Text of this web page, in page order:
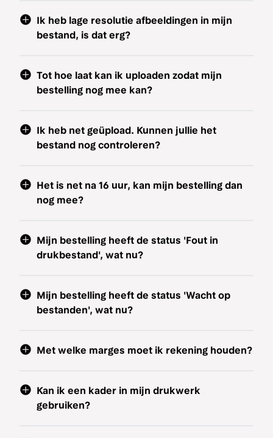
Ik heb lage resolutie afbeeldingen in mijn
bestand, is dat erg?
Tot hoe laat kan ik uploaden zodat mijn
bestelling nog mee kan?
Ik heb net geüpload. Kunnen jullie het
bestand nog controleren?
Het is net na 16 uur, kan mijn bestelling dan
nog mee?
Mijn bestelling heeft de status 'Fout in
drukbestand', wat nu?
Mijn bestelling heeft de status 'Wacht op
bestanden', wat nu?
Met welke marges moet ik rekening houden?
Kan ik een kader in mijn drukwerk
gebruiken?